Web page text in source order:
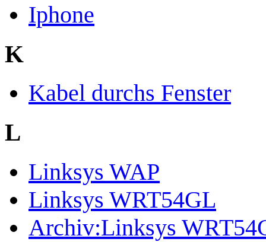
Iphone
K
Kabel durchs Fenster
L
Linksys WAP
Linksys WRT54GL
Archiv:Linksys